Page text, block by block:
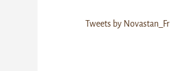
Tweets by Novastan_Fr